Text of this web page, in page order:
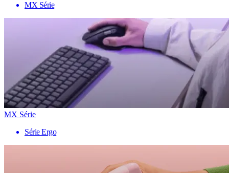
MX Série
MX Série
Série Ergo